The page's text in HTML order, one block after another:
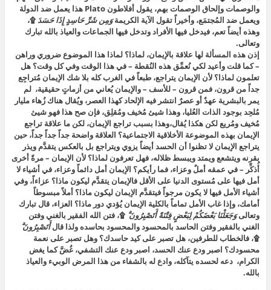
والوصمات وإلحاق الوصمات بهم، يقول أفلاطون Plato هذا يعمل ضد الدولة
ويعمل ضد المُجتمَع، وأخيراً تقول الآية الكريمةوَمِن شَرِّ حَاسِدٍ إِذَا حَسَدَ۩،
وهذه أيضاً تعم، فيدخل فيها الأفراد وتدخل فيها الجماعات والعياذ بالله تبارك
وتعالى.
إذن هذه المسألة لها علاقة بالإيمان، لماذا؟ لماذا هذا الموضوع ضروري وراهن
– كما قلت وأعيد لكي نُعمِّق هذه النُقطة – في هذا الوقت وفي كل وقت؟ هل
تعلمون لماذا؟ لأن الإيمان يتراجع، طبعاً في الغرب كله بلا شك الإيمان مُتراجِع
جداً من قرون، فمن قرون – للأسف – والإيمان يُعاني من أزماتٍ حقيقية، لم
يمر بالبشرية عهدٌ أو عصرٌ انتشر فيه الإلحاد كهذا العصر، ويُقال هناك زُهاء مليار
مُلحِد بوجود الذات العُليا، وهذا شيئ مُخيف ومُقلِق، فإن صح هذا فهو شيئ
مُخيف ومُريع لكن هكذا يُقال،وهذا بسبب تراجع الإيمان، لكن ما علاقة تراجع
الإيمان بهذه الموضوعة الأخلاقية الاجتماعية؟ العلاقة واضحة جداً جداً جداً، حين
يتراجع الإيمان لا تظنوا أن الحسد أيضاً يزوي ويتراجع بل بالعكس يتقدَّم ويذر
بقرنه ويتشعع ويمتد ويبسط ظلاله، فهل تعرفون لماذا؟ لأن الإيمان – مرةً أخرى
أُذكِّر – في عمقه أملٌ وعزاء، فما رأيكم؟ الإيمان أمل دائماً وعزاء، في أشياء لا
أمل فيها على مُستوى الدنيا على الأقل فالإيمان يتقدَّم ليكون ماذا؟ عزاءاً، وفي
أشياء الأمل فيها لا يكون مرجواً فيتقدَّم الإيمان ليكون ماذا؟ أملاً مبسوطاً
أمامك، وإذا غاب الأمل تماماً بالكلية الإيمان يُؤدي دور ماذا؟ العزاء، قال تبارك
وتعالىوَجَعَلْنَا بَعْضَكُمْ لِبَعْضٍ فِتْنَةً أَتَصْبِرُونَ ۗ ۩، فتن الله الفقير بالغني وفتن
الغني بالفقير وفتن الحاسد بالمحسود والمحسود بحاسده ولذا قالأَتَصْبِرُونَ ۗ
۩، فالخطاب للطرفين، هل تصبر على كيد حاسدك؟ وهل تصبر على نعمة
محسودك؟ اصبر ودع عنك الحسد، اصبر ودع عنك التشفي، غُضَّ كما يغض
الكرام، دعه لحسده يتآكله، وادع له بالشفاء من هذا المرض الوبيء والعياذ
بالله.